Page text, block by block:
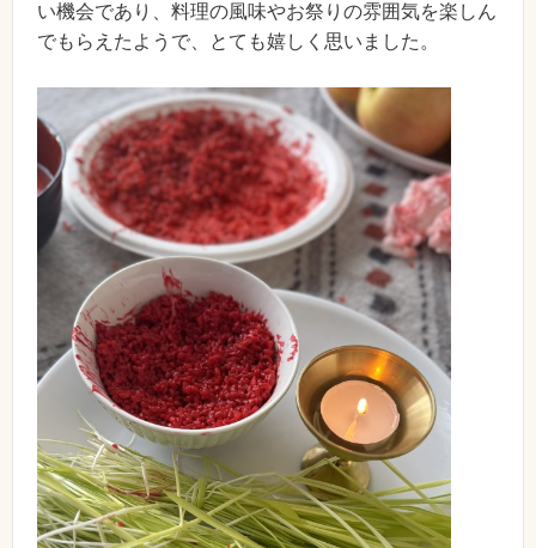
い機会であり、料理の風味やお祭りの雰囲気を楽しん
でもらえたようで、とても嬉しく思いました。